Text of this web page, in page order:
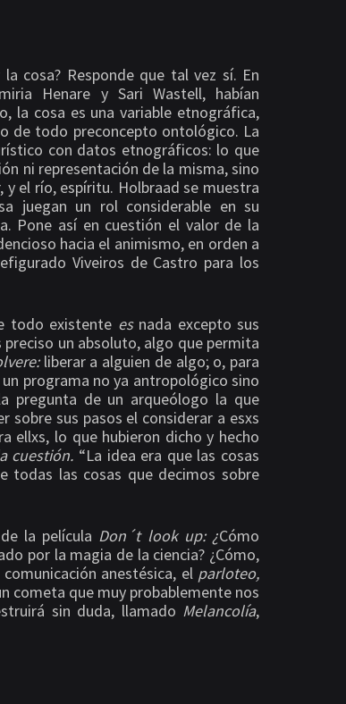
cosa? Responde que tal vez sí. En
Henare y Sari Wastell, habían
la cosa es una variable etnográfica,
de todo preconcepto ontológico. La
con datos etnográficos: lo que
ni representación de la misma, sino
y el río, espíritu. Holbraad se muestra
juegan un rol considerable en su
Pone así en cuestión el valor de la
hacia el animismo, en orden a
Viveiros de Castro para los
todo existente esnada excepto sus
un absoluto, algo que permita
liberar a alguien de algo; o, para
programa no ya antropológico sino
pregunta de un arqueólogo la que
sobre sus pasos el considerar a esxs
ellxs, lo que hubieron dicho y hecho
cuestión. “La idea era que las cosas
todas las cosas que decimos sobre
la película Don´t look up: ¿Cómo
por la magia de la ciencia? ¿Cómo,
anestésica, el parloteo,
cometa que muy probablemente nos
sin duda, llamado Melancolía,